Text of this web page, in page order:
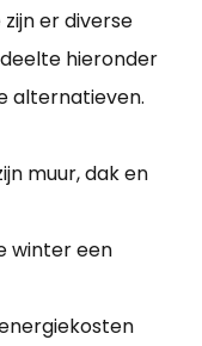
er diverse
hieronder
alternatieven.
muur, dak en
winter een